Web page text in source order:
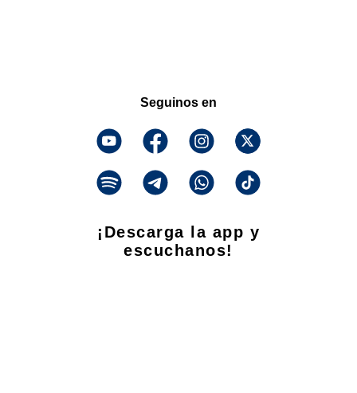
Seguinos en
¡Descarga la app y
escuchanos!